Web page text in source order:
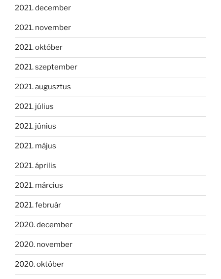
2021. december
2021. november
2021. október
2021. szeptember
2021. augusztus
2021. július
2021. június
2021. május
2021. április
2021. március
2021. február
2020. december
2020. november
2020. október